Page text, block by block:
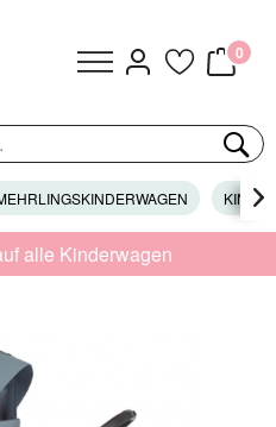
0

alle Kinderwagen